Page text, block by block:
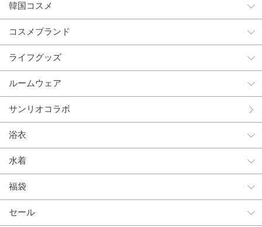
韓国コスメ
コスメブランド
ライフグッズ
ルームウェア
サンリオコラボ
浴衣
水着
福袋
セール